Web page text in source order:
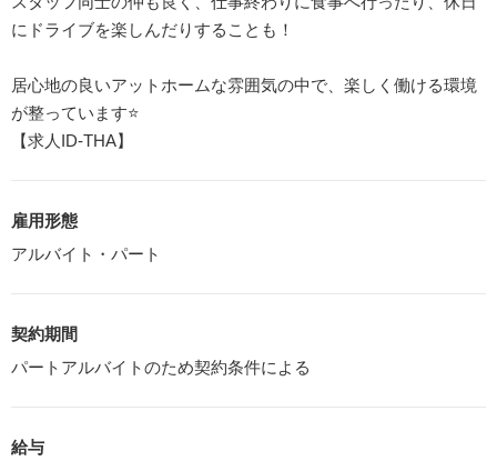
にドライブを楽しんだりすることも！
居心地の良いアットホームな雰囲気の中で、楽しく働ける環境
が整っています⭐
【求人ID-THA】
雇用形態
アルバイト・パート
契約期間
パートアルバイトのため契約条件による
給与